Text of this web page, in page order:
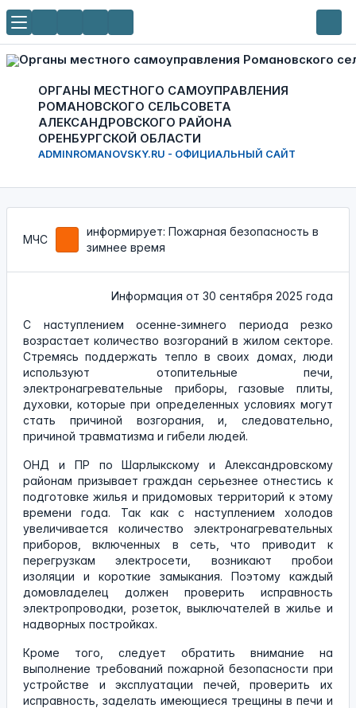
ОРГАНЫ МЕСТНОГО САМОУПРАВЛЕНИЯ
РОМАНОВСКОГО СЕЛЬСОВЕТА
АЛЕКСАНДРОВСКОГО РАЙОНА
ОРЕНБУРГСКОЙ ОБЛАСТИ
ADMINROMANOVSKY.RU - ОФИЦИАЛЬНЫЙ САЙТ
МЧС
информирует: Пожарная безопасность в
зимнее время
Информация от 30 сентября 2025 года
С наступлением осенне-зимнего периода резко
возрастает количество возгораний в жилом секторе.
Стремясь поддержать тепло в своих домах, люди
используют отопительные печи,
электронагревательные приборы, газовые плиты,
духовки, которые при определенных условиях могут
стать причиной возгорания, и, следовательно,
причиной травматизма и гибели людей.
ОНД и ПР по Шарлыкскому и Александровскому
районам призывает граждан серьезнее отнестись к
подготовке жилья и придомовых территорий к этому
времени года. Так как с наступлением холодов
увеличивается количество электронагревательных
приборов, включенных в сеть, что приводит к
перегрузкам электросети, возникают пробои
изоляции и короткие замыкания. Поэтому каждый
домовладелец должен проверить исправность
электропроводки, розеток, выключателей в жилье и
надворных постройках.
Кроме того, следует обратить внимание на
выполнение требований пожарной безопасности при
устройстве и эксплуатации печей, проверить их
исправность, заделать имеющиеся трещины в печи и